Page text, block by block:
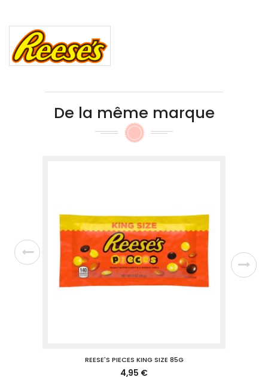
De la même marque
REESE'S PIECES KING SIZE 85G
4,95 €